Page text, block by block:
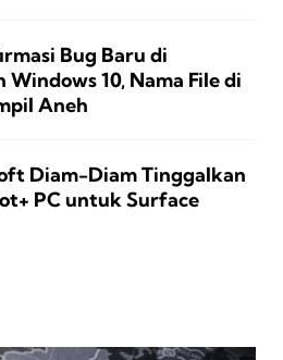
Bug Baru di
Windows 10, Nama File di
Aneh
Diam-Diam Tinggalkan
PC untuk Surface